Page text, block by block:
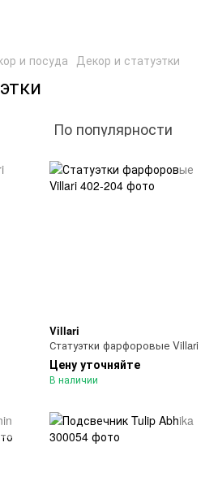
и посуда Декор и статуэтки
По популярности
Villari
Статуэтки фарфоровые Villari
Цену уточняйте
В наличии